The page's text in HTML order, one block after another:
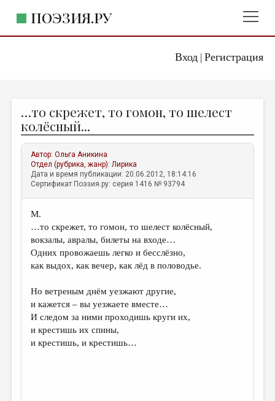
Вход| Регистрация
ПОЭЗИЯ.РУ
ЖАНРЫ
АВТОРЫ
КОММЕНТАРИИ
ЛИТСАЛОН
ПРАВИЛА САЙТА
ОТДЕЛЫ И РУБРИКИ
ИЗБРАННОЕ
ДАЙДЖЕСТ
ПРОИЗВЕДЕНИЯ
ПЕРЕВОДЫ
…то скрежет, то гомон, то шелест
колёсный...
Автор:Ольга Аникина
Отдел (рубрика, жанр):Лирика
Дата и время публикации: 20.06.2012, 18:14:16
Сертификат Поэзия.ру: серия 1416 № 93794
M.
…то скрежет, то гомон, то шелест колёсный,
вокзалы, авралы, билеты на входе…
Одних провожаешь легко и бесслёзно,
как выдох, как вечер, как лёд в половодье.
Но ветреным днём уезжают другие,
и кажется – вы уезжаете вместе…
И следом за ними проходишь круги их,
и крестишь их спины,
и крестишь, и крестишь…